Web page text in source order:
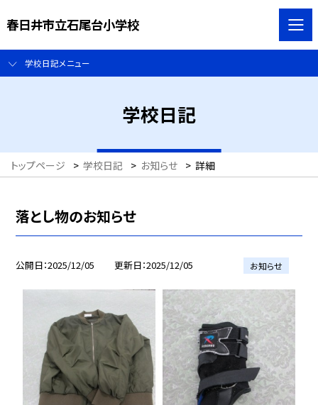
春日井市立石尾台小学校
学校日記メニュー
学校日記
トップページ > 学校日記 > お知らせ > 詳細
落とし物のお知らせ
公開日 2025/12/05 更新日 2025/12/05 お知らせ